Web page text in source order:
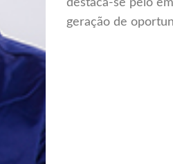
destaca-se pelo
geração de